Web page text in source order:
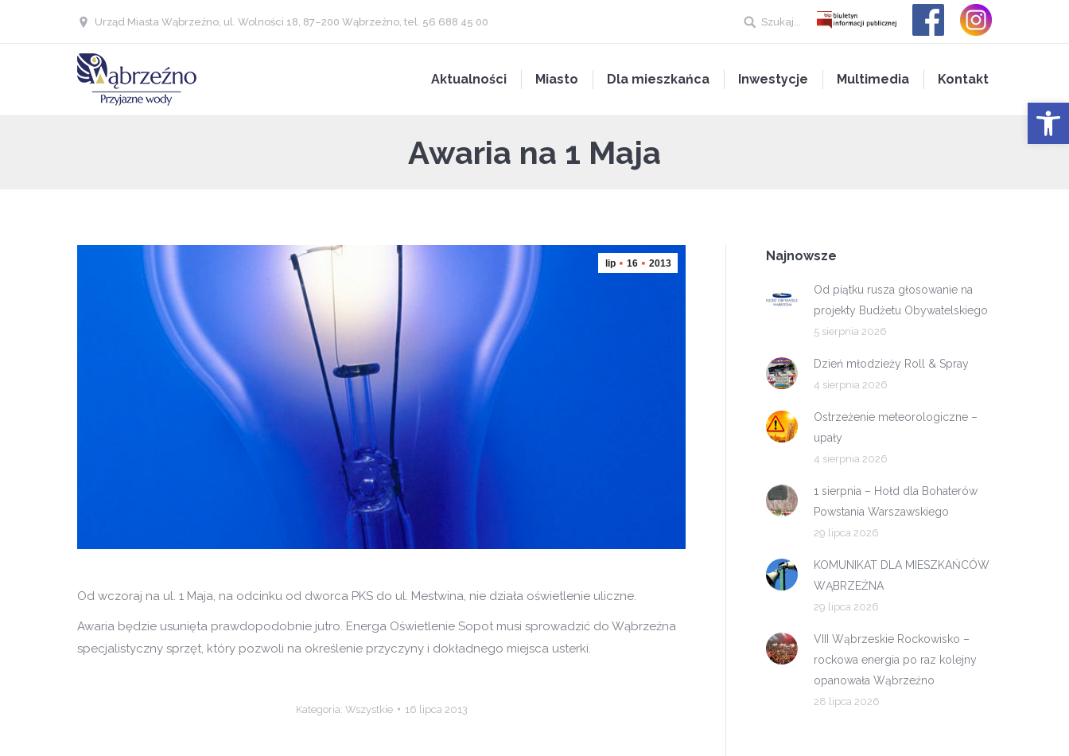
Urząd Miasta Wąbrzeźno, ul. Wolności 18, 87–200 Wąbrzeźno, tel. 56 688 45 00 Szukaj...
Aktualności Miasto Dla mieszkańca Inwestycje Multimedia Kontakt
Awaria na 1 Maja
lip 16 2013
Od wczoraj na ul. 1 Maja, na odcinku od dworca PKS do ul. Mestwina, nie działa oświetlenie uliczne.
Awaria będzie usunięta prawdopodobnie jutro. Energa Oświetlenie Sopot musi sprowadzić do Wąbrzeźna
specjalistyczny sprzęt, który pozwoli na określenie przyczyny i dokładnego miejsca usterki.
Kategoria: Wszystkie 16 lipca 2013
Najnowsze
Od piątku rusza głosowanie na
projekty Budżetu Obywatelskiego
5 sierpnia 2026
Dzień młodzieży Roll & Spray
4 sierpnia 2026
Ostrzeżenie meteorologiczne –
upały
4 sierpnia 2026
1 sierpnia – Hołd dla Bohaterów
Powstania Warszawskiego
29 lipca 2026
KOMUNIKAT DLA MIESZKAŃCÓW
WĄBRZEŹNA
29 lipca 2026
VIII Wąbrzeskie Rockowisko –
rockowa energia po raz kolejny
opanowała Wąbrzeźno
28 lipca 2026